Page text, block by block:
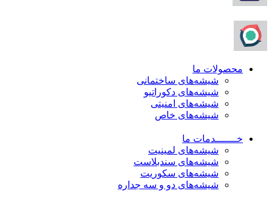
محصولات ما
شیشه‌های ساختمانی
شیشه‌های دکوراتیو
شیشه‌های امنیتی
شیشه‌های خاص
خـــــــدمات ما
شیشه‌های لمینیت
شیشه‌های سندبلاست
شیشه‌های سکوریت
شیشه‌های دو و سه جداره